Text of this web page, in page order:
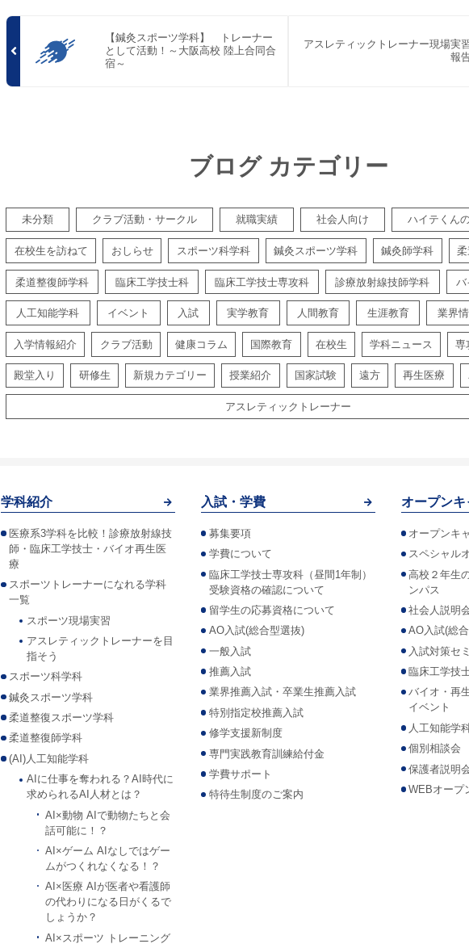
【鍼灸スポーツ学科】 トレーナー
として活動！～大阪高校 陸上合同合
宿～
アスレティックトレーナー現場実
報
ブログ カテゴリー
未分類 クラブ活動・サークル 就職実績 社会人向け ハイテくん
在校生を訪ねて おしらせ スポーツ科学科 鍼灸スポーツ学科 鍼灸師学科
柔道整復師学科 臨床工学技士科 臨床工学技士専攻科 診療放射線技師学科 バ
人工知能学科 イベント 入試 実学教育 人間教育 生涯教育 業界
入学情報紹介 クラブ活動 健康コラム 国際教育 在校生 学科ニュース 専
殿堂入り 研修生 新規カテゴリー 授業紹介 国家試験 遠方 再生医療
アスレティックトレーナー
学科紹介
医療系3学科を比較！診療放射線技
師・臨床工学技士・バイオ再生医
療
スポーツトレーナーになれる学科
一覧
スポーツ現場実習
アスレティックトレーナーを目
指そう
スポーツ科学科
鍼灸スポーツ学科
柔道整復スポーツ学科
柔道整復師学科
(AI)人工知能学科
AIに仕事を奪われる？AI時代に
求められるAI人材とは？
AI×動物 AIで動物たちと会
話可能に！？
AI×ゲーム AIなしではゲー
ムがつくれなくなる！？
AI×医療 AIが医者や看護師
の代わりになる日がくるで
しょうか？
AI×スポーツ トレーニング
入試・学費
募集要項
学費について
臨床工学技士専攻科（昼間1年制）
受験資格の確認について
留学生の応募資格について
AO入試(総合型選抜)
一般入試
推薦入試
業界推薦入試・卒業生推薦入試
特別指定校推薦入試
修学支援新制度
専門実践教育訓練給付金
学費サポート
特待生制度のご案内
オープン
オープンキ
スペシャル
高校２年生
ンパス
社会人説明
AO入試(総
入試対策セ
臨床工学技
バイオ・再
イベント
人工知能学
個別相談会
保護者説明
WEBオープ